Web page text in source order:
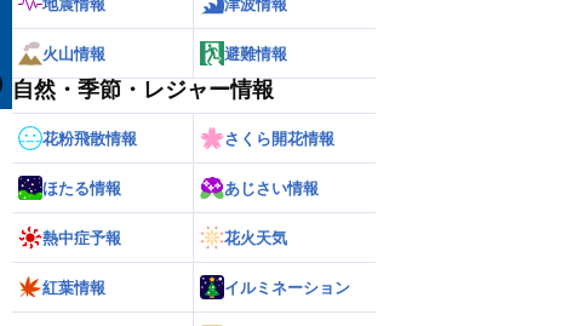
地震情報 津波情報
火山情報 避難情報
自然・季節・レジャー情報
花粉飛散情報 さくら開花情報
ほたる情報 あじさい情報
熱中症予報 花火天気
紅葉情報 イルミネーション